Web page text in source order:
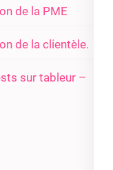
de la PME
de la clientèle.
sur tableur –